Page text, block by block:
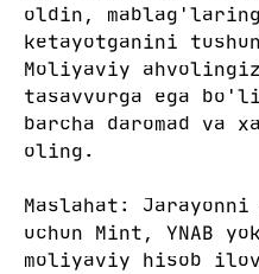
oldin,
ketayotganini
Moliyaviy
tasavvurga ega
barcha daromad va
oling.
Maslahat:
uchun Mint, YNAB
moliyaviy hisob